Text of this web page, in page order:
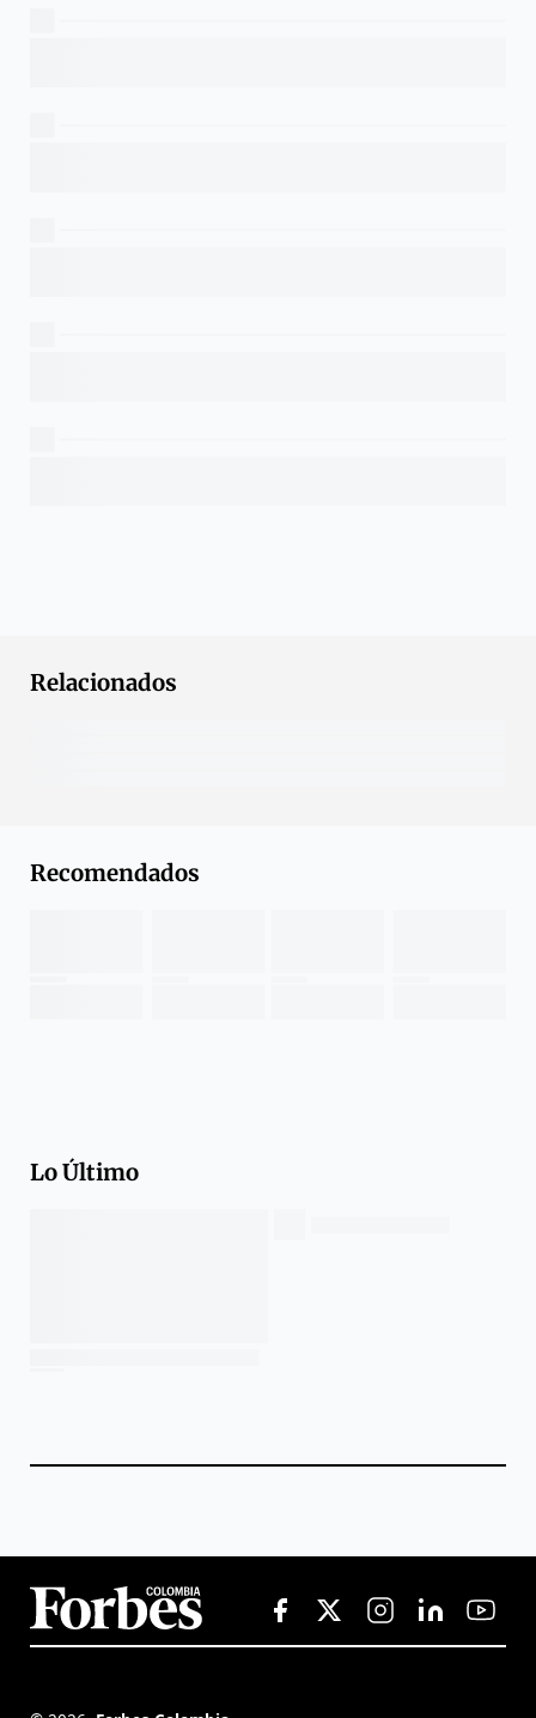
Relacionados
Recomendados
Lo Último